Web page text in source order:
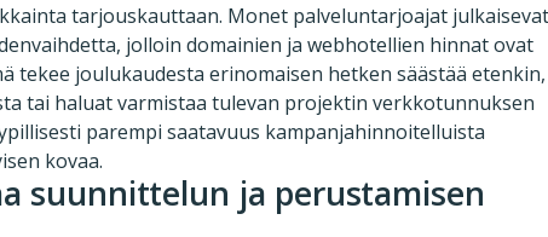
tarjouskauttaan. Monet palveluntarjoajat
jolloin domainien ja webhotellien hinnat ovat
tekee joulukaudesta erinomaisen hetken säästää etenkin,
tai haluat varmistaa tulevan projektin verkkotunnuksen
parempi saatavuus kampanjahinnoitelluista
kovaa.
suunnittelun ja perustamisen